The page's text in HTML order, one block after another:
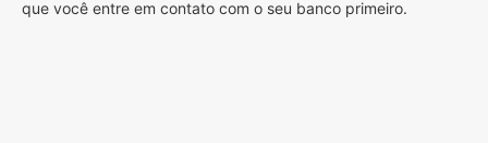
que você entre em contato com o seu banco primeiro.